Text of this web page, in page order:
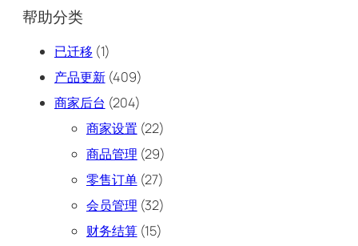
帮助分类
已迁移 (1)
产品更新(409)
商家后台 (204)
商家设置 (22)
商品管理 (29)
零售订单(27)
会员管理 (32)
财务结算(15)